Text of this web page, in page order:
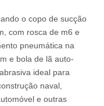
o copo de sucção
com rosca de m6 e
pneumática na
e bola de lã auto-
ideal para
naval,
e outras